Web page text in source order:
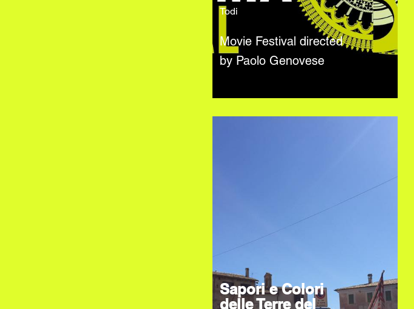
Todi
Movie Festival directed
by Paolo Genovese
Sapori e Colori
delle Terre del